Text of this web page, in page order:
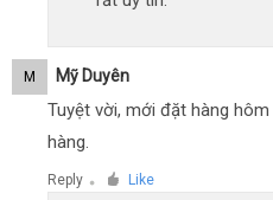
M Mỹ Duyên
Tuyệt vời, mới đặt hàng
hàng.
Reply ● Like